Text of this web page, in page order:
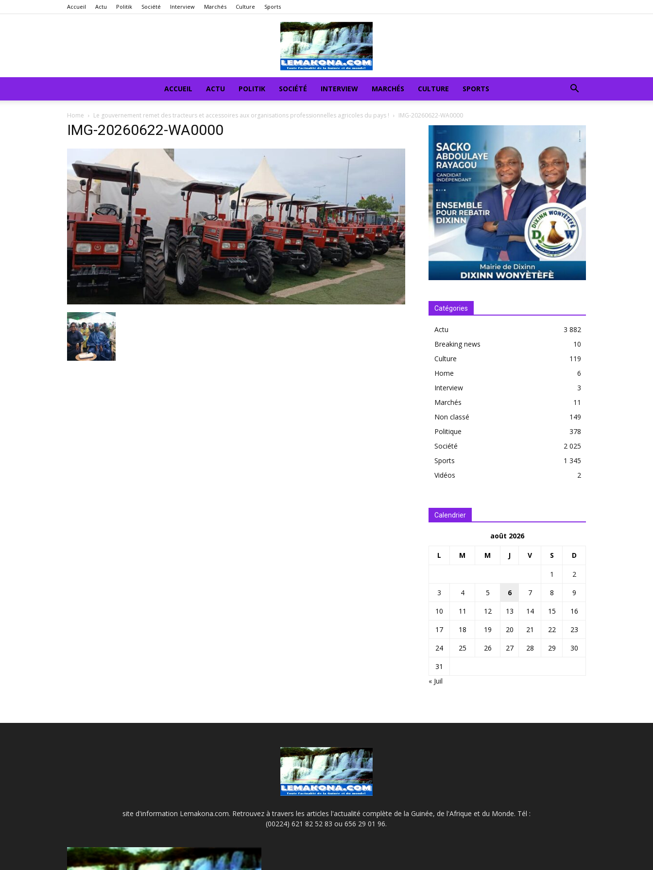
Accueil Actu Politik Société Interview Marchés Culture Sports
ACCUEIL ACTU POLITIK SOCIÉTÉ INTERVIEW MARCHÉS CULTURE SPORTS
Home Le gouvernement remet des tracteurs et accessoires aux organisations professionnelles agricoles du pays ! IMG-20260622-WA0000
IMG-20260622-WA0000
Catégories
Actu
3 882
Breaking news
10
Culture
119
Home
6
Interview
3
Marchés
11
Non classé
149
Politique
378
Société
2 025
Sports
1 345
Vidéos
2
Calendrier
août 2026
L M M J V S D
1
2
3
4 5 6 7 8
9
10
11 12 13 14 15
16
17
18 19 20 21 22
23
24
25 26 27 28 29
30
31
« Juil
site d'information Lemakona.com. Retrouvez à travers les articles l'actualité complète de la Guinée, de l'Afrique et du Monde. Tél :
(00224) 621 82 52 83 ou 656 29 01 96.